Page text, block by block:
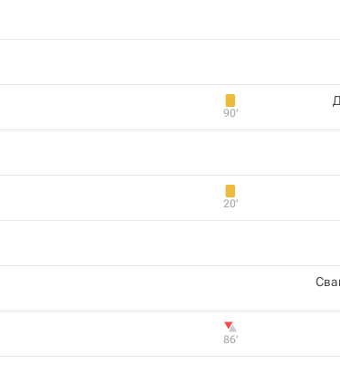
90‎’‎
20‎’‎
86‎’‎